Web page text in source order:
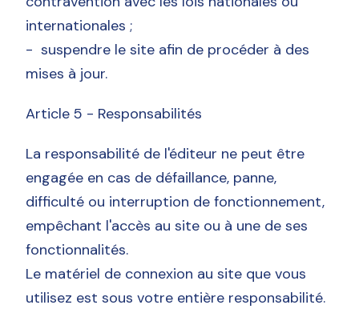
internationales ;
- suspendre le site afin de procéder à des
mises à jour.
Article 5 - Responsabilités
La responsabilité de l'éditeur ne peut être
engagée en cas de défaillance, panne,
difficulté ou interruption de fonctionnement,
empêchant l'accès au site ou à une de ses
fonctionnalités.
Le matériel de connexion au site que vous
utilisez est sous votre entière responsabilité.